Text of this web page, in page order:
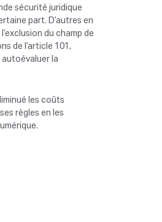
sécurité juridique
part. D’autres en
du champ de
de l’article 101,
la
les coûts
règles en les